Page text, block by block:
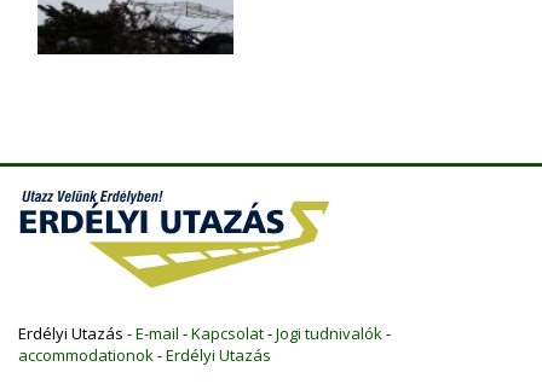
Erdélyi Utazás -E-mail -Kapcsolat-Jogi tudnivalók -
accommodationok -Erdélyi Utazás